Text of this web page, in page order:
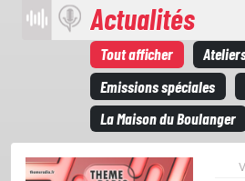
Actualités
Tout afficher
Emissions spéciales
La Maison du Boulanger